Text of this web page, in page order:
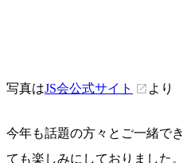
写真はJS会公式サイト より
今年も話題の方々とご一緒で
ても楽しみにしておりました。